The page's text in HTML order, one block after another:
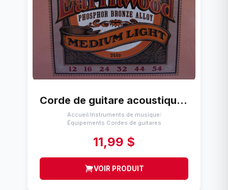
Corde de guitare acoustique Ernie Ball Bronze / phosphoreux 12-54
Accueil/Instruments de musique/
Équipements Cordes de guitares
11,99 $
VOIR PRODUIT